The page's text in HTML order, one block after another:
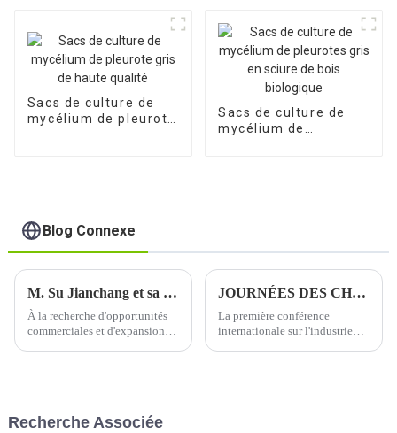
Sacs de culture de
mycélium de pleurote
Sacs de culture de
mycélium de
Blog Connexe
M. Su Jianchang et sa délégation visitent les États-Unis
À la recherche d'opportunités
commerciales et d'expansion
JOURNÉES DES CHAMPIGNONS HOLLANDAISES 2023
La première conférence
internationale sur l'industrie
Recherche Associée